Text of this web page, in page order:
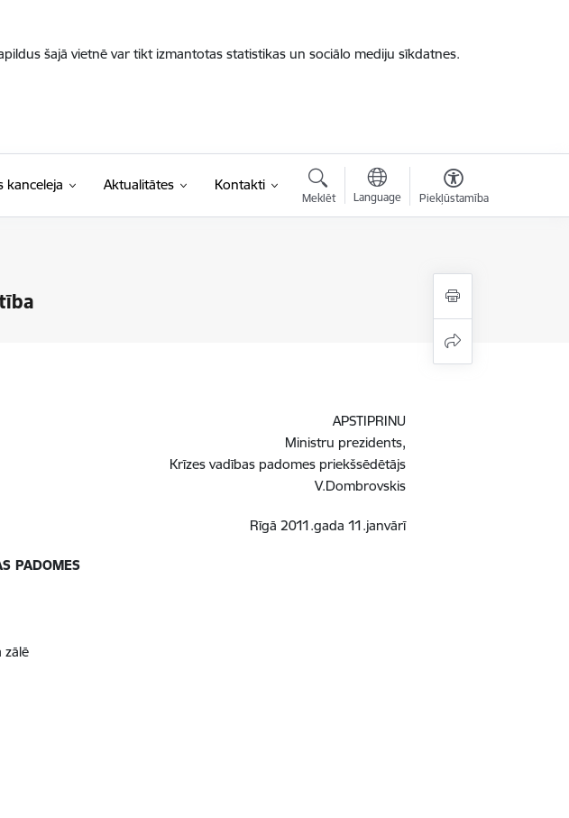
šajā vietnē var tikt izmantotas statistikas un sociālo mediju sīkdatnes.
kanceleja Aktualitātes Kontakti
Meklēt Language Piekļūstamība
APSTIPRINU
Ministru prezidents,
Krīzes vadības padomes priekšsēdētājs
V.Dombrovskis
Rīgā 2011.gada 11.janvārī
PADOMES
zālē